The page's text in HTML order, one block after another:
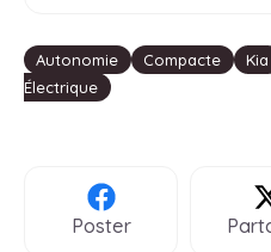
Étiquettes
Autonomie Compacte Kia
Électrique
Poster